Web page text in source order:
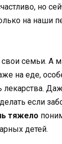
но
на наши
свои семьи. А
на еде,
лекарства.
если
тяжело
детей.